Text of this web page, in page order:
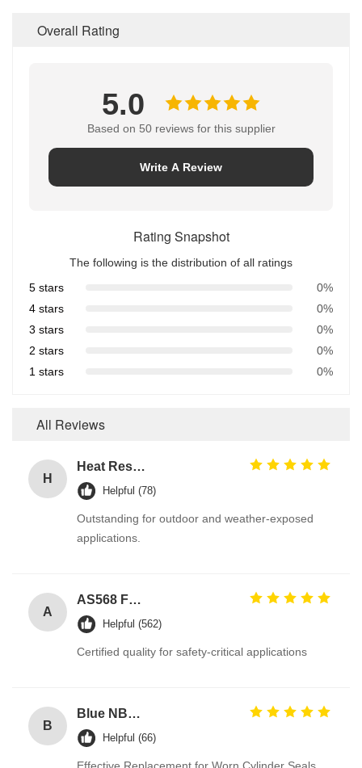
Overall Rating
5.0
Based on 50 reviews for this supplier
Write A Review
Rating Snapshot
The following is the distribution of all ratings
5 stars
0%
4 stars
0%
3 stars
0%
2 stars
0%
1 stars
0%
All Reviews
H
Heat Resistant Black EPDM Rubber O Rings for Gas Valves with Excellent Ozone Resistance for Automotive Tank Seal
Helpful (78)
Outstanding for outdoor and weather-exposed
applications.
A
AS568 Fpm Ffkm Nbr Fkm Epdm Silicone Perfluoroelastomer Hnbr EN549 Rubber O ring 1mm Seals
Helpful (562)
Certified quality for safety-critical applications
B
Blue NBR U Cup Ring Seal for Hydraulic Cylinders with Excellent Abrasion-Resistance and Good Rebound Resistance
Helpful (66)